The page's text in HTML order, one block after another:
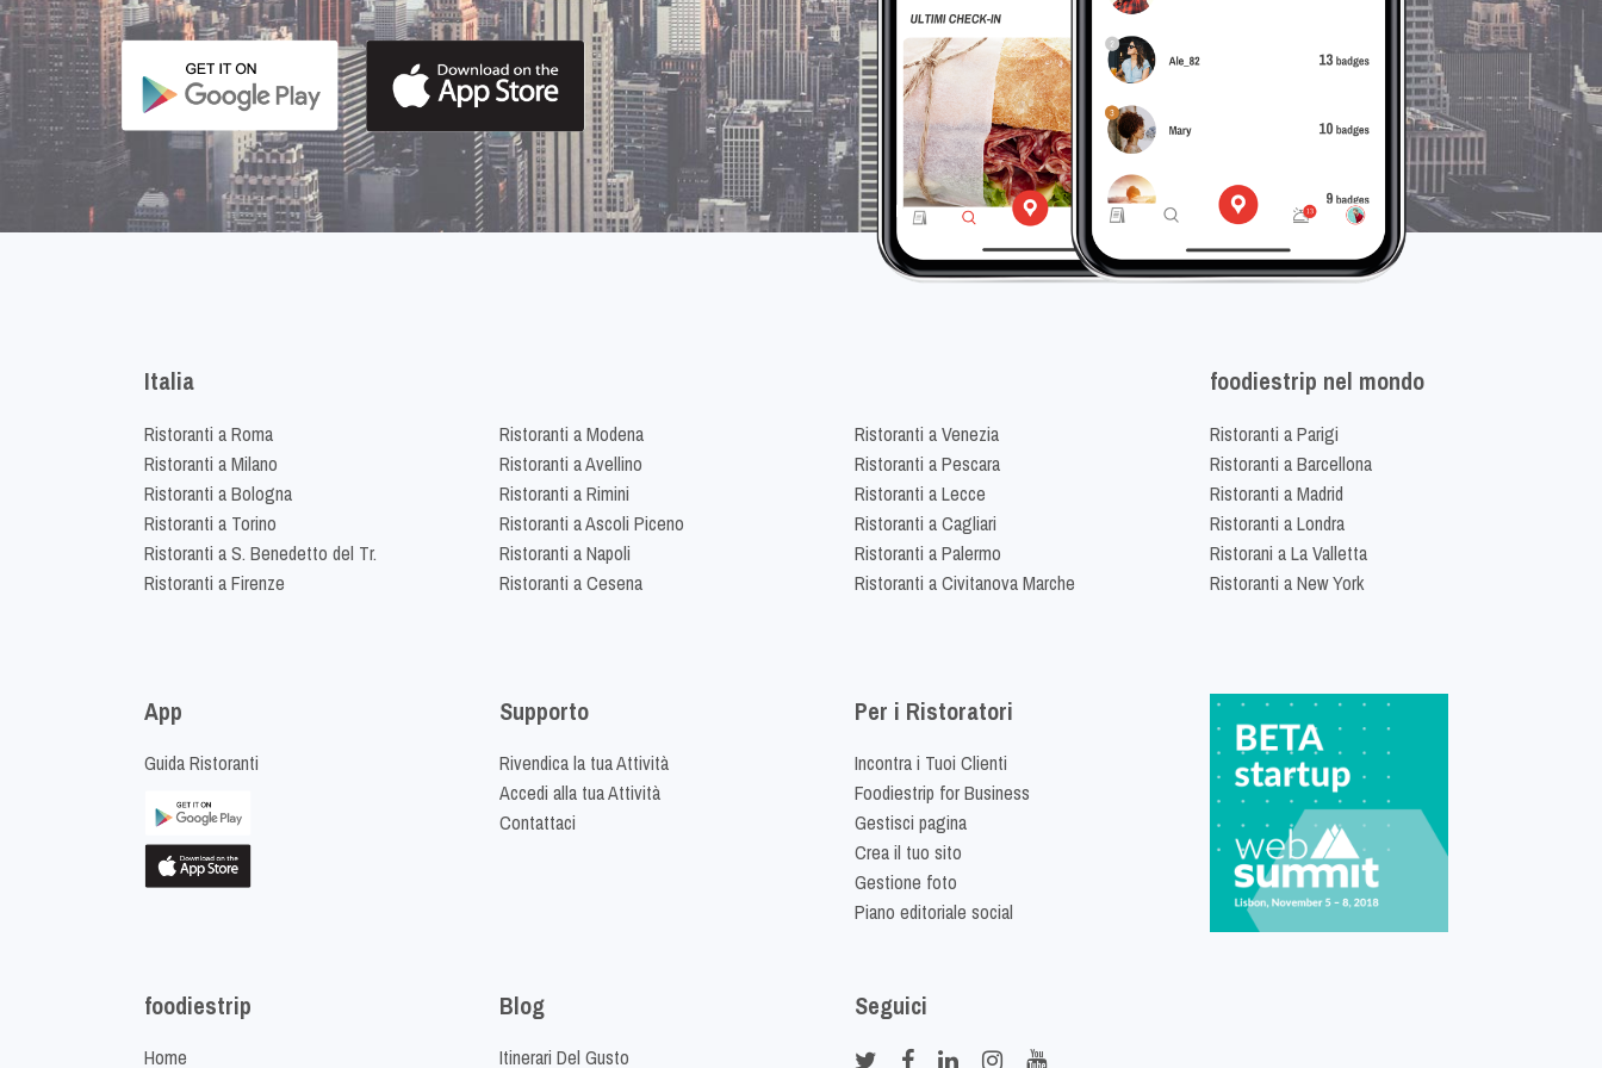
Italia
Ristoranti a Roma
Ristoranti a Milano
Ristoranti a Bologna
Ristoranti a Torino
Ristoranti a S. Benedetto del Tr.
Ristoranti a Firenze
Ristoranti a Modena
Ristoranti a Avellino
Ristoranti a Rimini
Ristoranti a Ascoli Piceno
Ristoranti a Napoli
Ristoranti a Cesena
Ristoranti a Venezia
Ristoranti a Pescara
Ristoranti a Lecce
Ristoranti a Cagliari
Ristoranti a Palermo
Ristoranti a Civitanova Marche
foodiestrip nel mondo
Ristoranti a Parigi
Ristoranti a Barcellona
Ristoranti a Madrid
Ristoranti a Londra
Ristorani a La Valletta
Ristoranti a New York
App
Guida Ristoranti
Supporto
Rivendica la tua Attività
Accedi alla tua Attività
Contattaci
Per i Ristoratori
Incontra i Tuoi Clienti
Foodiestrip for Business
Gestisci pagina
Crea il tuo sito
Gestione foto
Piano editoriale social
foodiestrip
Home
Blog
Itinerari Del Gusto
Seguici